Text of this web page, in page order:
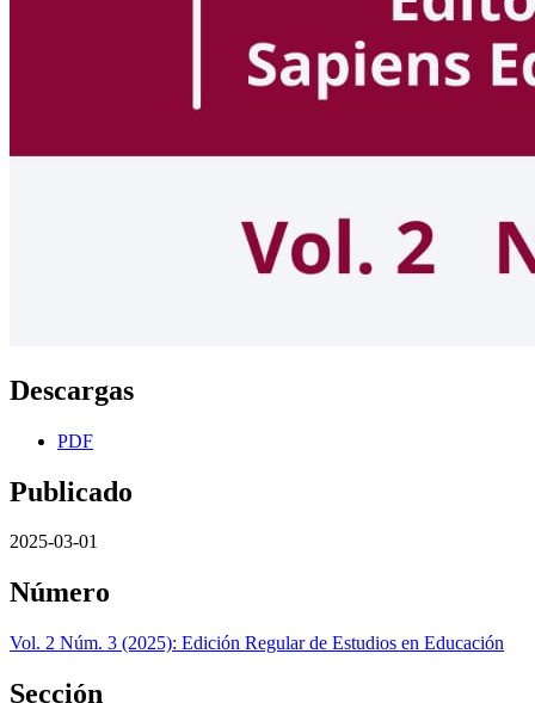
Descargas
PDF
Publicado
2025-03-01
Número
Vol. 2 Núm. 3 (2025): Edición Regular de Estudios en Educación
Sección